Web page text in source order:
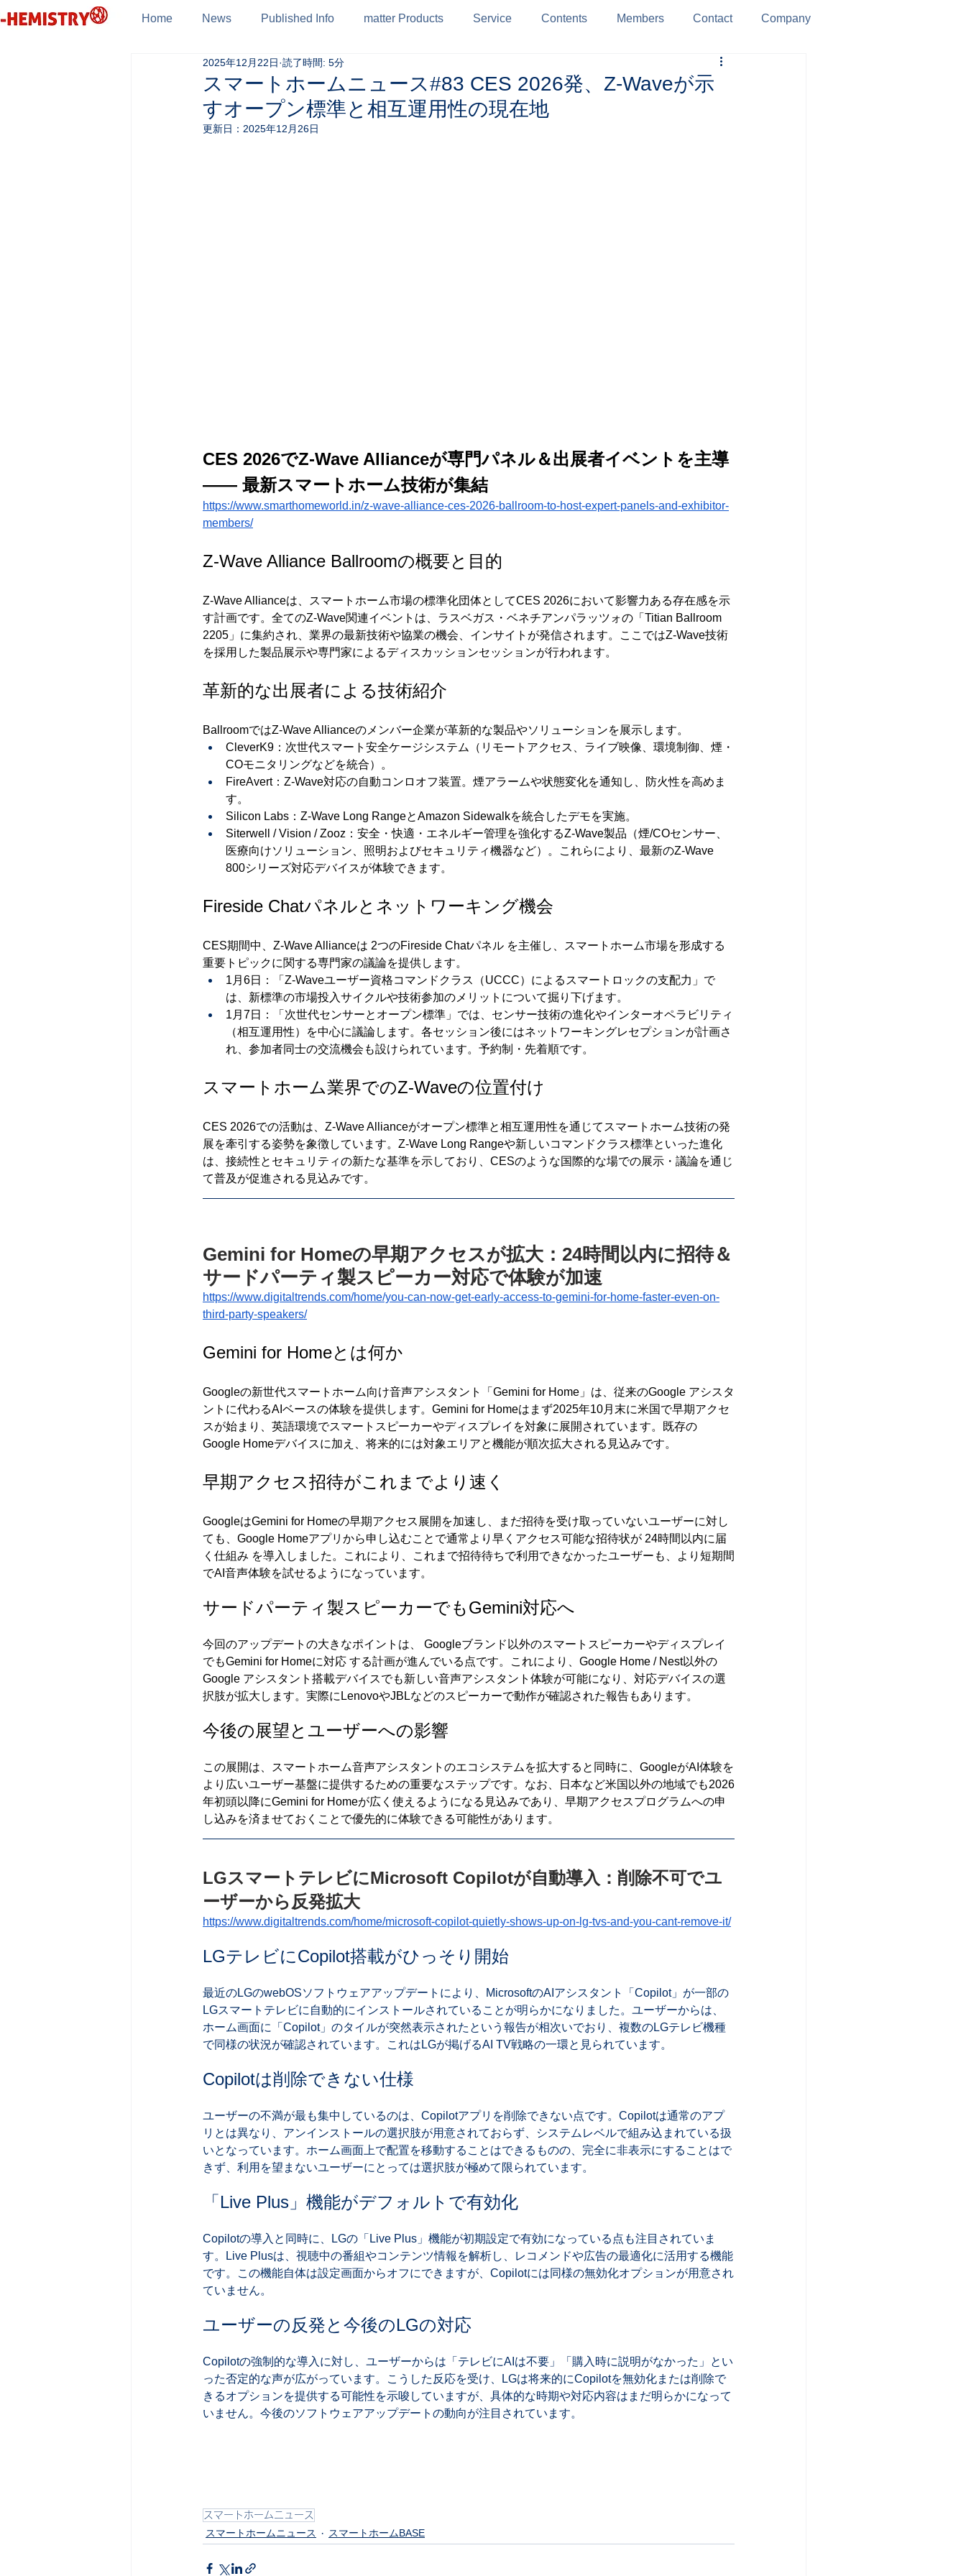
Home News Published Info matter Products Service Contents Members Contact Company
スマートホームニュース#83 CES 2026発、Z-Waveが示
すオープン標準と相互運用性の現在地
2025年12月22日 読了時間: 5分
更新日： 2025年12月26日
CES 2026でZ-Wave Allianceが専門パネル＆出展者イベントを主導
—— 最新スマートホーム技術が集結
https://www.smarthomeworld.in/z-wave-alliance-ces-2026-ballroom-to-host-expert-panels-and-exhibitor-
members/
Z-Wave Alliance Ballroomの概要と目的
Z-Wave Allianceは、スマートホーム市場の標準化団体としてCES 2026において影響力ある存在感を示
す計画です。全てのZ-Wave関連イベントは、ラスベガス・ベネチアンパラッツォの「Titian Ballroom
2205」に集約され、業界の最新技術や協業の機会、インサイトが発信されます。ここではZ-Wave技術
を採用した製品展示や専門家によるディスカッションセッションが行われます。
革新的な出展者による技術紹介
BallroomではZ-Wave Allianceのメンバー企業が革新的な製品やソリューションを展示します。
CleverK9：次世代スマート安全ケージシステム（リモートアクセス、ライブ映像、環境制御、煙・
COモニタリングなどを統合）。
FireAvert：Z-Wave対応の自動コンロオフ装置。煙アラームや状態変化を通知し、防火性を高めま
す。
Silicon Labs：Z-Wave Long RangeとAmazon Sidewalkを統合したデモを実施。
Siterwell / Vision / Zooz：安全・快適・エネルギー管理を強化するZ-Wave製品（煙/COセンサー、
医療向けソリューション、照明およびセキュリティ機器など）。これらにより、最新のZ-Wave
800シリーズ対応デバイスが体験できます。
Fireside Chatパネルとネットワーキング機会
CES期間中、Z-Wave Allianceは 2つのFireside Chatパネル を主催し、スマートホーム市場を形成する
重要トピックに関する専門家の議論を提供します。
1月6日：「Z-Waveユーザー資格コマンドクラス（UCCC）によるスマートロックの支配力」で
は、新標準の市場投入サイクルや技術参加のメリットについて掘り下げます。
1月7日：「次世代センサーとオープン標準」では、センサー技術の進化やインターオペラビリティ
（相互運用性）を中心に議論します。各セッション後にはネットワーキングレセプションが計画さ
れ、参加者同士の交流機会も設けられています。予約制・先着順です。
スマートホーム業界でのZ-Waveの位置付け
CES 2026での活動は、Z-Wave Allianceがオープン標準と相互運用性を通じてスマートホーム技術の発
展を牽引する姿勢を象徴しています。Z-Wave Long Rangeや新しいコマンドクラス標準といった進化
は、接続性とセキュリティの新たな基準を示しており、CESのような国際的な場での展示・議論を通じ
て普及が促進される見込みです。
Gemini for Homeの早期アクセスが拡大：24時間以内に招待＆
サードパーティ製スピーカー対応で体験が加速
https://www.digitaltrends.com/home/you-can-now-get-early-access-to-gemini-for-home-faster-even-on-
third-party-speakers/
Gemini for Homeとは何か
Googleの新世代スマートホーム向け音声アシスタント「Gemini for Home」は、従来のGoogle アシスタ
ントに代わるAIベースの体験を提供します。Gemini for Homeはまず2025年10月末に米国で早期アクセ
スが始まり、英語環境でスマートスピーカーやディスプレイを対象に展開されています。既存の
Google Homeデバイスに加え、将来的には対象エリアと機能が順次拡大される見込みです。
早期アクセス招待がこれまでより速く
GoogleはGemini for Homeの早期アクセス展開を加速し、まだ招待を受け取っていないユーザーに対し
ても、Google Homeアプリから申し込むことで通常より早くアクセス可能な招待状が 24時間以内に届
く仕組み を導入しました。これにより、これまで招待待ちで利用できなかったユーザーも、より短期間
でAI音声体験を試せるようになっています。
サードパーティ製スピーカーでもGemini対応へ
今回のアップデートの大きなポイントは、 Googleブランド以外のスマートスピーカーやディスプレイ
でもGemini for Homeに対応 する計画が進んでいる点です。これにより、Google Home / Nest以外の
Google アシスタント搭載デバイスでも新しい音声アシスタント体験が可能になり、対応デバイスの選
択肢が拡大します。実際にLenovoやJBLなどのスピーカーで動作が確認された報告もあります。
今後の展望とユーザーへの影響
この展開は、スマートホーム音声アシスタントのエコシステムを拡大すると同時に、GoogleがAI体験を
より広いユーザー基盤に提供するための重要なステップです。なお、日本など米国以外の地域でも2026
年初頭以降にGemini for Homeが広く使えるようになる見込みであり、早期アクセスプログラムへの申
し込みを済ませておくことで優先的に体験できる可能性があります。
LGスマートテレビにMicrosoft Copilotが自動導入：削除不可でユ
ーザーから反発拡大
https://www.digitaltrends.com/home/microsoft-copilot-quietly-shows-up-on-lg-tvs-and-you-cant-remove-it/
LGテレビにCopilot搭載がひっそり開始
最近のLGのwebOSソフトウェアアップデートにより、MicrosoftのAIアシスタント「Copilot」が一部の
LGスマートテレビに自動的にインストールされていることが明らかになりました。ユーザーからは、
ホーム画面に「Copilot」のタイルが突然表示されたという報告が相次いでおり、複数のLGテレビ機種
で同様の状況が確認されています。これはLGが掲げるAI TV戦略の一環と見られています。
Copilotは削除できない仕様
ユーザーの不満が最も集中しているのは、Copilotアプリを削除できない点です。Copilotは通常のアプ
リとは異なり、アンインストールの選択肢が用意されておらず、システムレベルで組み込まれている扱
いとなっています。ホーム画面上で配置を移動することはできるものの、完全に非表示にすることはで
きず、利用を望まないユーザーにとっては選択肢が極めて限られています。
「Live Plus」機能がデフォルトで有効化
Copilotの導入と同時に、LGの「Live Plus」機能が初期設定で有効になっている点も注目されていま
す。Live Plusは、視聴中の番組やコンテンツ情報を解析し、レコメンドや広告の最適化に活用する機能
です。この機能自体は設定画面からオフにできますが、Copilotには同様の無効化オプションが用意され
ていません。
ユーザーの反発と今後のLGの対応
Copilotの強制的な導入に対し、ユーザーからは「テレビにAIは不要」「購入時に説明がなかった」とい
った否定的な声が広がっています。こうした反応を受け、LGは将来的にCopilotを無効化または削除で
きるオプションを提供する可能性を示唆していますが、具体的な時期や対応内容はまだ明らかになって
いません。今後のソフトウェアアップデートの動向が注目されています。
スマートホームニュース
スマートホームニュース スマートホームBASE